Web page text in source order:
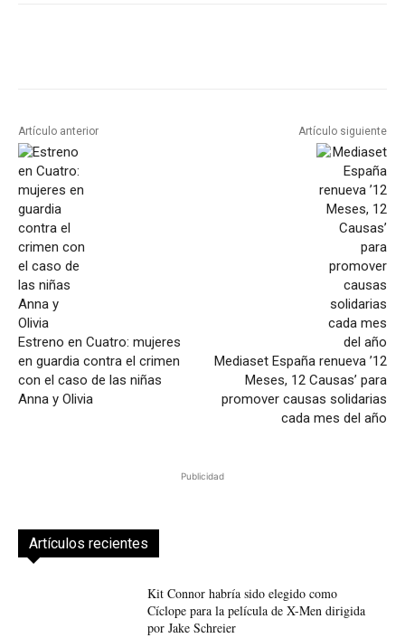
Artículo anterior
Estreno en Cuatro: mujeres
en guardia contra el crimen
con el caso de las niñas
Anna y Olivia
Artículo siguiente
Mediaset España renueva ’12
Meses, 12 Causas’ para
promover causas solidarias
cada mes del año
Publicidad
Artículos recientes
Kit Connor habría sido elegido como
Cíclope para la película de X-Men dirigida
por Jake Schreier